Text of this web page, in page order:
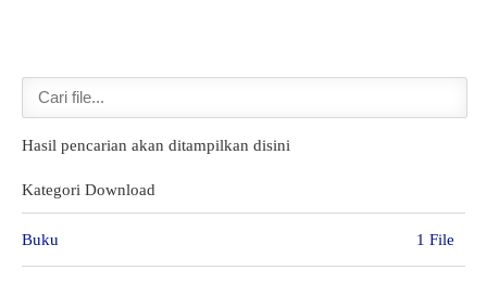
Hasil pencarian akan ditampilkan disini
Kategori Download
Buku 1 File